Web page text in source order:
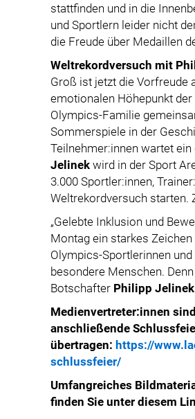
stattfinden und in die
und Sportlern leider nicht
die Freude über Medaillen
Weltrekordversuch mit
Groß ist jetzt die Vorfreude
emotionalen Höhepunkt
Olympics-Familie
Sommerspiele in der
Teilnehmer:innen wartet
Jelinek wird in der Sport
3.000 Sportler:innen,
Weltrekordversuch starten.
„Gelebte Inklusion und
Montag ein starkes
Olympics-Sportlerinnen
besondere Menschen.
Botschafter Philipp Jelinek
Medienvertreter:innen
anschließende
übertragen: https://
schlussfeier/
Umfangreiches
finden Sie unter diesem